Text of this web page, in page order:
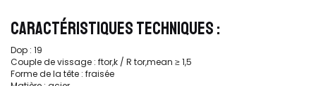
CARACTÉRISTIQUES TECHNIQUES :
Dop : 19
Couple de vissage : ftor,k / R tor,mean ≥ 1,5
Forme de la tête : fraisée